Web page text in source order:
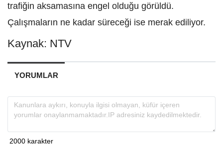
trafiğin aksamasına engel olduğu görüldü.
Çalışmaların ne kadar süreceği ise merak ediliyor.
Kaynak: NTV
YORUMLAR